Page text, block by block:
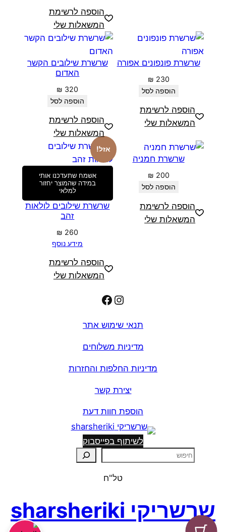
הוספה לרשימת
המשאלות שלי
שרשרת פונפונים אפורה
₪ 230
הוספה לסל
הוספה לרשימת
המשאלות שלי
שרשרת שילובים הקשר
האדום
₪ 320
הוספה לסל
הוספה לרשימת
המשאלות שלי
שרשרת חמניה
₪ 200
הוספה לסל
הוספה לרשימת
המשאלות שלי
אזל!
אשמח שתעדכנו אותי
במידה שהמוצר יחזור
למלאי
שרשרת שילובים לולאות
זהב
₪ 260
מידע נוסף
הוספה לרשימת
המשאלות שלי
Instagram
Facebook
תנאי שימוש אתר
מדיניות משלוחים
מדיניות החלפות והחזרות
יצירת קשר
הוספת חוות דעת
לשיתוף בפייסבוק
טל"ח
שרשריקי sharsheriki